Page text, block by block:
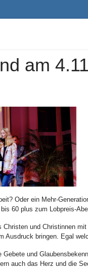
am
Oder ein Mehr-
60 plus zum Lobpreis-
und Christinnen
Ausdruck bringen. Egal
Gebete und
auch das Herz und die